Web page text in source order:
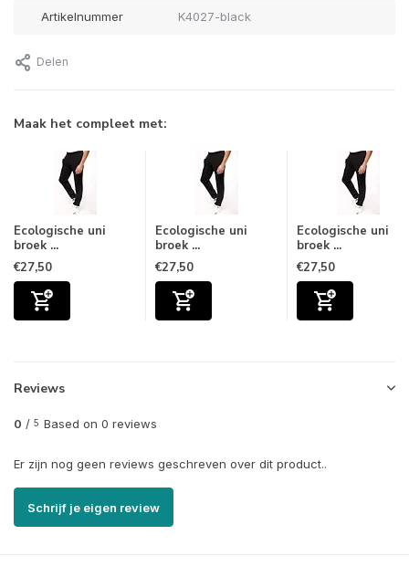
Artikelnummer K4027-black
Delen
Maak het compleet met:
Ecologische uni
broek ...
€27,50
Ecologische uni
broek ...
€27,50
Ecologische uni
broek ...
€27,50
Reviews
0 / 5 Based on 0 reviews
Er zijn nog geen reviews geschreven over dit product..
Schrijf je eigen review